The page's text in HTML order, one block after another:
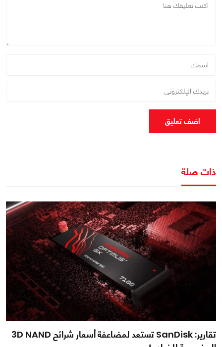
اضف تعليق
ذات صلة
تقارير: SanDisk تستعد لمضاعفة أسعار شرائح 3D NAND